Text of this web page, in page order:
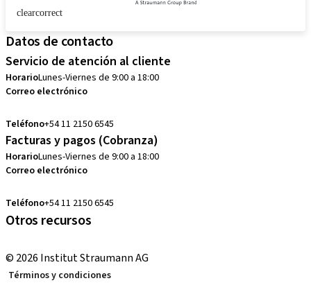
clearcorrect
Datos de contacto
Servicio de atención al cliente
HorarioLunes-Viernes de 9:00 a 18:00
Correo electrónico
Teléfono+54 11 2150 6545
Facturas y pagos (Cobranza)
HorarioLunes-Viernes de 9:00 a 18:00
Correo electrónico
Teléfono+54 11 2150 6545
Otros recursos
© 2026 Institut Straumann AG
Términos y condiciones